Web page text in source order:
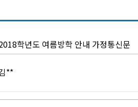
학년도 여름방학 안내 가정통신문
**